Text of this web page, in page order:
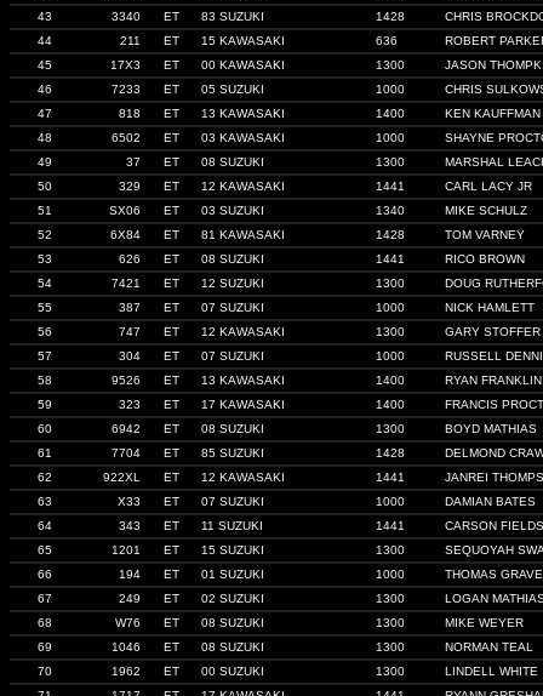
43
3340 ET 83 SUZUKI 1428
CHRIS
44
211 ET 15 KAWASAKI 636
ROBERT
45
17X3 ET 00 KAWASAKI 1300
JASON
46
7233 ET 05 SUZUKI 1000
CHRIS
47
818 ET 13 KAWASAKI 1400
KEN KAUFFMAN
48
6502 ET 03 KAWASAKI 1000
SHAYNE
49
37 ET 08 SUZUKI 1300
MARSHAL
50
329 ET 12 KAWASAKI 1441
CARL LACY JR
51
SX06 ET 03 SUZUKI 1340
MIKE SCHULZ
52
6X84 ET 81 KAWASAKI 1428
TOM VARNEY
53
626 ET 08 SUZUKI 1441
RICO BROWN
54
7421 ET 12 SUZUKI 1300
DOUG
55
387 ET 07 SUZUKI 1000
NICK HAMLETT
56
747 ET 12 KAWASAKI 1300
GARY STOFFER
57
304 ET 07 SUZUKI 1000
RUSSELL
58
9526 ET 13 KAWASAKI 1400
RYAN FRANKLIN
59
323 ET 17 KAWASAKI 1400
FRANCIS
60
6942 ET 08 SUZUKI 1300
BOYD MATHIAS
61
7704 ET 85 SUZUKI 1428
DELMOND
62
922XL ET 12 KAWASAKI 1441
JANREI
63
X33 ET 07 SUZUKI 1000
DAMIAN BATES
64
343 ET 11 SUZUKI 1441
CARSON FIELDS
65
1201 ET 15 SUZUKI 1300
SEQUOYAH
66
194 ET 01 SUZUKI 1000
THOMAS
67
249 ET 02 SUZUKI 1300
LOGAN
68
W76 ET 08 SUZUKI 1300
MIKE WEYER
69
1046 ET 08 SUZUKI 1300
NORMAN TEAL
70
1962 ET 00 SUZUKI 1300
LINDELL WHITE